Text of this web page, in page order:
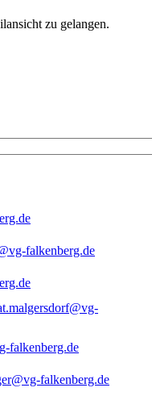
zu gelangen.
falkenberg.de
falkenberg.de
falkenberg.de